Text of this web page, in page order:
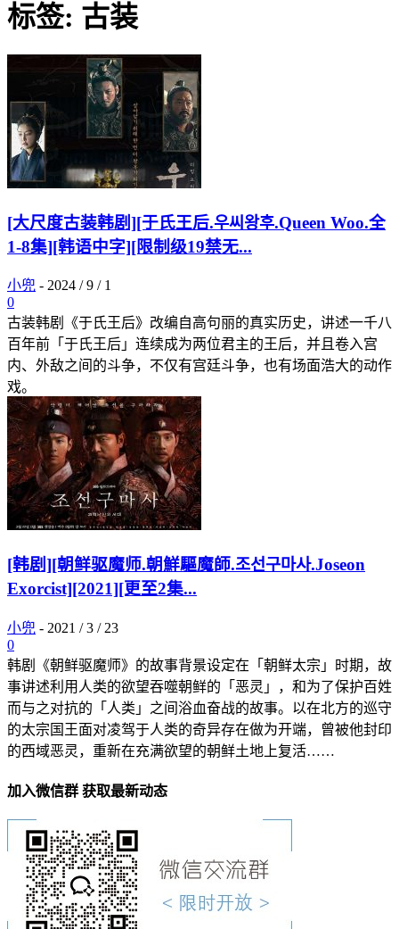
标签: 古装
[大尺度古装韩剧][于氏王后.우씨왕후.Queen Woo.全
1-8集][韩语中字][限制级19禁无...
小兜 - 2024 / 9 / 1
0
古装韩剧《于氏王后》改编自高句丽的真实历史，讲述一千八
百年前「于氏王后」连续成为两位君主的王后，并且卷入宫
内、外敌之间的斗争，不仅有宫廷斗争，也有场面浩大的动作
戏。
[韩剧][朝鲜驱魔师.朝鮮驅魔師.조선구마사.Joseon
Exorcist][2021][更至2集...
小兜 - 2021 / 3 / 23
0
韩剧《朝鲜驱魔师》的故事背景设定在「朝鲜太宗」时期，故
事讲述利用人类的欲望吞噬朝鲜的「恶灵」，和为了保护百姓
而与之对抗的「人类」之间浴血奋战的故事。以在北方的巡守
的太宗国王面对凌驾于人类的奇异存在做为开端，曾被他封印
的西域恶灵，重新在充满欲望的朝鲜土地上复活……
加入微信群 获取最新动态